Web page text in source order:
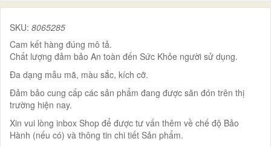
SKU: 8065285
Cam kết hàng đúng mô tả.
Chất lượng đảm bảo An toàn đến Sức Khỏe người sử dụng.
Đa dạng mẫu mã, màu sắc, kích cỡ.
Đảm bảo cung cấp các sản phẩm đang được săn đón trên thị
trường hiện nay.
Xin vui lòng inbox Shop để được tư vấn thêm về chế độ Bảo
Hành (nếu có) và thông tin chi tiết Sản phẩm.